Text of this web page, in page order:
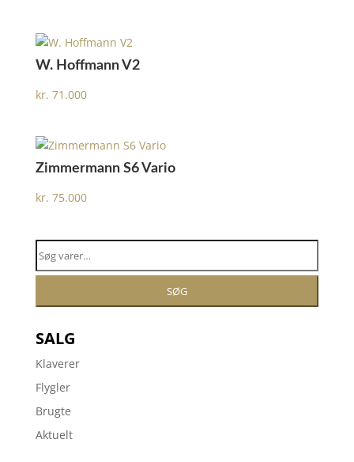
W. Hoffmann V2
kr. 71.000
Zimmermann S6 Vario
kr. 75.000
efter:
SØG
SALG
Klaverer
Flygler
Brugte
Aktuelt